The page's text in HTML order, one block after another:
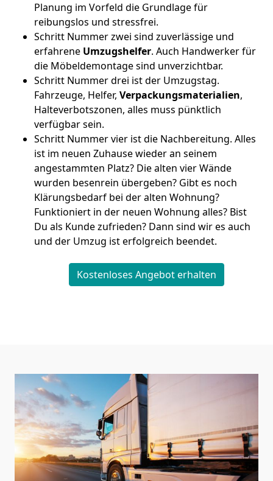
Planung im Vorfeld die Grundlage für
reibungslos und stressfrei.
Schritt Nummer zwei sind zuverlässige und
erfahrene Umzugshelfer. Auch Handwerker für
die Möbeldemontage sind unverzichtbar.
Schritt Nummer drei ist der Umzugstag.
Fahrzeuge, Helfer, Verpackungsmaterialien,
Halteverbotszonen, alles muss pünktlich
verfügbar sein.
Schritt Nummer vier ist die Nachbereitung. Alles
ist im neuen Zuhause wieder an seinem
angestammten Platz? Die alten vier Wände
wurden besenrein übergeben? Gibt es noch
Klärungsbedarf bei der alten Wohnung?
Funktioniert in der neuen Wohnung alles? Bist
Du als Kunde zufrieden? Dann sind wir es auch
und der Umzug ist erfolgreich beendet.
Kostenloses Angebot erhalten